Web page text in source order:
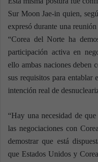
Sur Moon Jae-in quien,
expresó durante una
“Corea del Norte ha
participación activa en
ello ambas naciones deben
sus requisitos para entablar
intención real de
“Hay una necesidad de
las negociaciones con
demostrar que está
que Estados Unidos y